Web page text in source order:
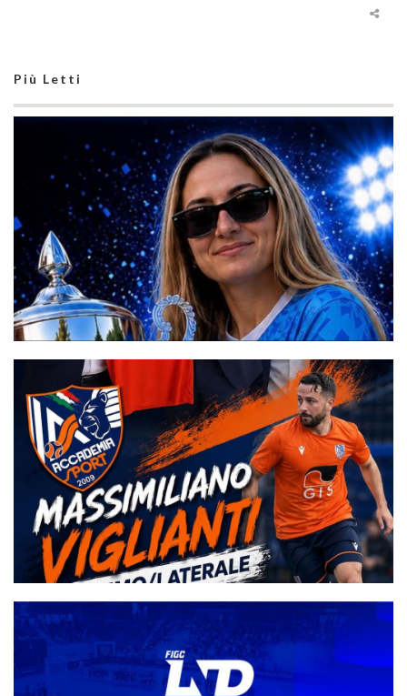
Più Letti
#futsalmercato, D'Errico inizia il quarto anno alla Woman
Napoli. Ma stavolta sarà in Serie A